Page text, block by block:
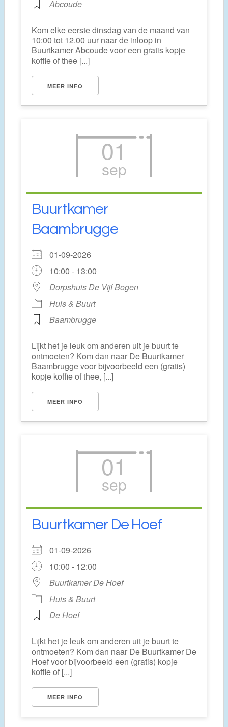
Abcoude
Kom elke eerste dinsdag van de maand van
10:00 tot 12.00 uur naar de inloop in
Buurtkamer Abcoude voor een gratis kopje
koffie of thee [...]
MEER INFO
01
sep
Buurtkamer
Baambrugge
01-09-2026
10:00 - 13:00
Dorpshuis De Vijf Bogen
Huis & Buurt
Baambrugge
Lijkt het je leuk om anderen uit je buurt te
ontmoeten? Kom dan naar De Buurtkamer
Baambrugge voor bijvoorbeeld een (gratis)
kopje koffie of thee, [...]
MEER INFO
01
sep
Buurtkamer De Hoef
01-09-2026
10:00 - 12:00
Buurtkamer De Hoef
Huis & Buurt
De Hoef
Lijkt het je leuk om anderen uit je buurt te
ontmoeten? Kom dan naar De Buurtkamer De
Hoef voor bijvoorbeeld een (gratis) kopje
koffie of [...]
MEER INFO